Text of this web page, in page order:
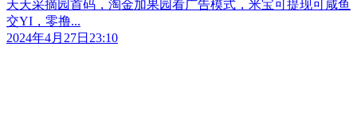
天天采摘园首码，淘金加果园看广告模式，米宝可提现可咸鱼
交YI，零撸...
2024年4月27日23:10